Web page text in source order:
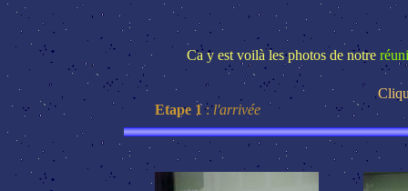
Ca y est voilà les photos de notre
Etape 1:l'arrivée